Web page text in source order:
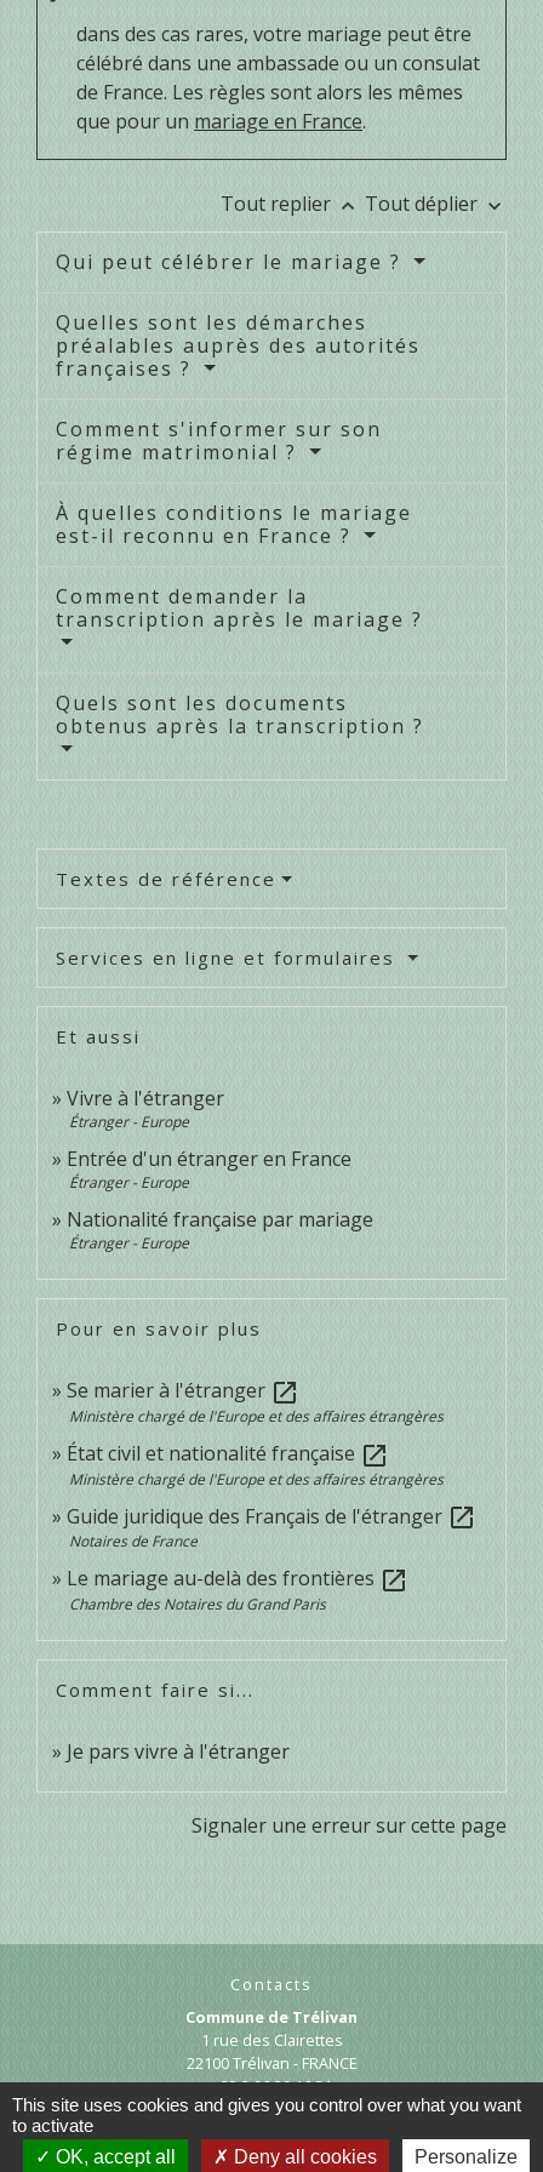
dans des cas rares, votre mariage peut être
célébré dans une ambassade ou un consulat
de France. Les règles sont alors les mêmes
que pour un mariage en France.
Tout replier keyboard_arrow_up Tout déplier keyboard_arrow_down
Qui peut célébrer le mariage ?
Quelles sont les démarches
préalables auprès des autorités
françaises ?
Comment s'informer sur son
régime matrimonial ?
À quelles conditions le mariage
est-il reconnu en France ?
Comment demander la
transcription après le mariage ?
Quels sont les documents
obtenus après la transcription ?
Textes de référence
Services en ligne et formulaires
Et aussi
Vivre à l'étranger
Étranger - Europe
Entrée d'un étranger en France
Étranger - Europe
Nationalité française par mariage
Étranger - Europe
Pour en savoir plus
Se marier à l'étranger open_in_new
Ministère chargé de l'Europe et des affaires étrangères
État civil et nationalité française open_in_new
Ministère chargé de l'Europe et des affaires étrangères
Guide juridique des Français de l'étranger open_in_new
Notaires de France
Le mariage au-delà des frontières open_in_new
Chambre des Notaires du Grand Paris
Comment faire si...
Je pars vivre à l'étranger
Signaler une erreur sur cette page
Contacts
Commune de Trélivan
1 rue des Clairettes
22100 Trélivan - FRANCE
+33 2 96 39 16 31
Contact par formulaire
This site uses cookies and gives you control over what you want
to activate
OK, accept all
Deny all cookies Personalize